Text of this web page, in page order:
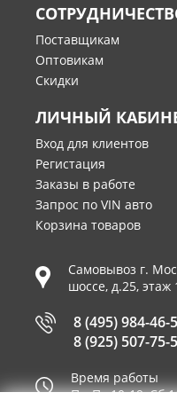
Поставщикам
Оптовикам
Скидки
ЛИЧНЫЙ
Вход для клиентов
Регистация
Заказы в работе
Запрос по VIN авто
Корзина товаров
Самовывоз г.
шоссе, д.25, этаж
8 (495) 984-46-
8 (925) 507-75-
Время работы
Пн-Пт 10-19, Сб